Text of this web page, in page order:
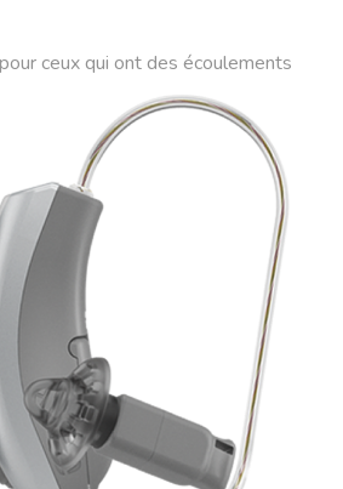
ceux qui ont des écoulements